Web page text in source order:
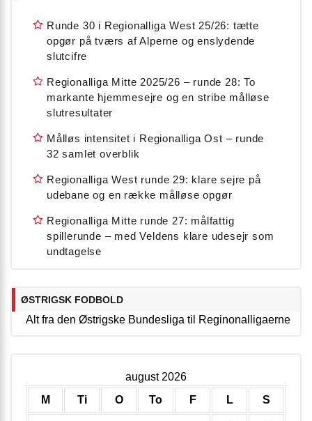
Runde 30 i Regionalliga West 25/26: tætte
opgør på tværs af Alperne og enslydende
slutcifre
Regionalliga Mitte 2025/26 – runde 28: To
markante hjemmesejre og en stribe målløse
slutresultater
Målløs intensitet i Regionalliga Ost – runde
32 samlet overblik
Regionalliga West runde 29: klare sejre på
udebane og en række målløse opgør
Regionalliga Mitte runde 27: målfattig
spillerunde – med Veldens klare udesejr som
undtagelse
ØSTRIGSK FODBOLD
Alt fra den Østrigske Bundesliga til Reginonalligaerne
august 2026
M
Ti O To F L S